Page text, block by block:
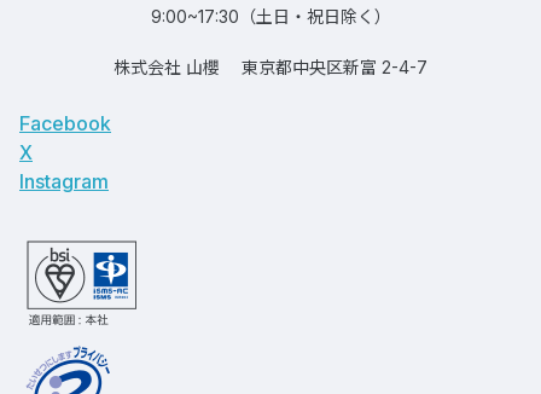
9:00~17:30（土日・祝日除く）
株式会社 山櫻 東京都中央区新富 2-4-7
Facebook
X
Instagram